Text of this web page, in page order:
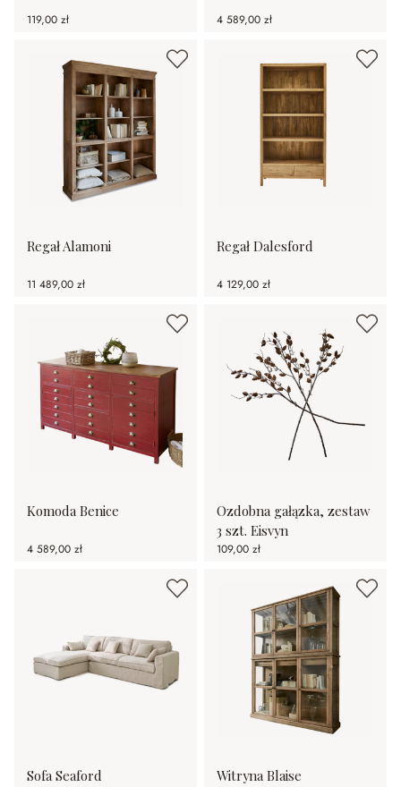
119,00 zł 4 589,00 zł
Regał Alamoni
11 489,00 zł
Regał Dalesford
4 129,00 zł
Komoda Benice
4 589,00 zł
Ozdobna gałązka, zestaw
3 szt. Eisvyn
109,00 zł
Sofa Seaford Witryna Blaise